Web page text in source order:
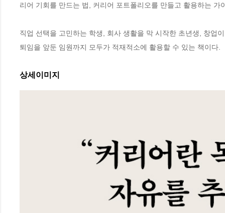
리어 기회를 만드는 법, 커리어 포트폴리오를 만들고 활용하는 가
직업 선택을 고민하는 학생, 회사 생활을 막 시작한 초년생, 창업
퇴임을 앞둔 임원까지 모두가 적재적소에 활용할 수 있는 책이다.
상세이미지